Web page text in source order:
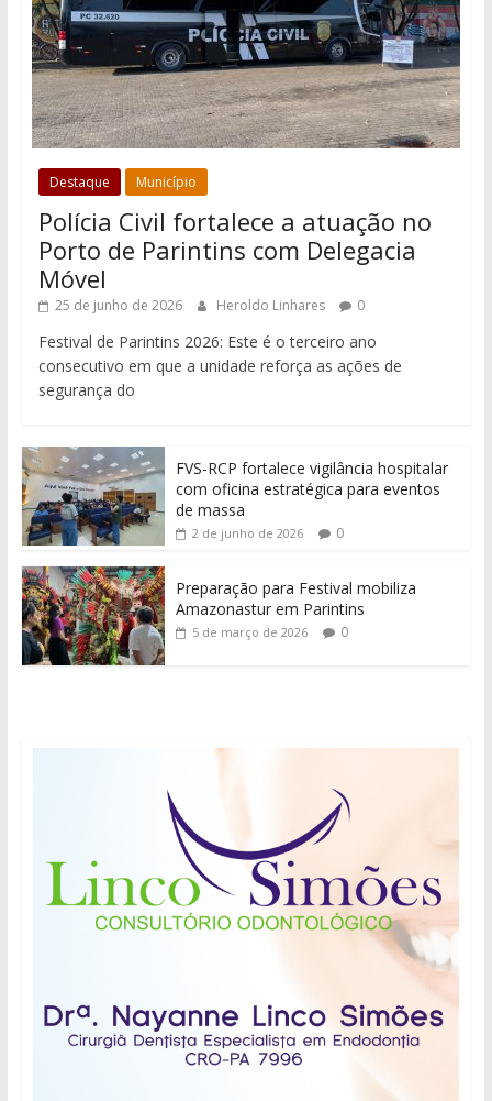
Destaque Município
Polícia Civil fortalece a atuação no
Porto de Parintins com Delegacia
Móvel
25 de junho de 2026 Heroldo Linhares 0
Festival de Parintins 2026: Este é o terceiro ano
consecutivo em que a unidade reforça as ações de
segurança do
FVS-RCP fortalece vigilância hospitalar
com oficina estratégica para eventos
de massa
2 de junho de 2026 0
Preparação para Festival mobiliza
Amazonastur em Parintins
5 de março de 2026 0